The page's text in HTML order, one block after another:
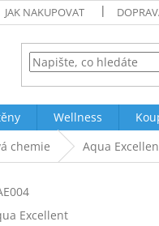
JAK NAKUPOVAT
Wellness
chemie Aqua
Excellent